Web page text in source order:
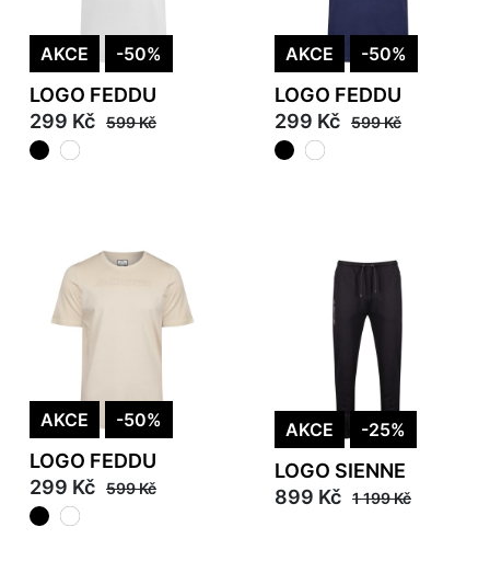
AKCE -50%
LOGO FEDDU
299 Kč 599 Kč
AKCE -50%
LOGO FEDDU
299 Kč 599 Kč
AKCE -50%
LOGO FEDDU
299 Kč 599 Kč
AKCE -25%
LOGO SIENNE
899 Kč 1 199 Kč